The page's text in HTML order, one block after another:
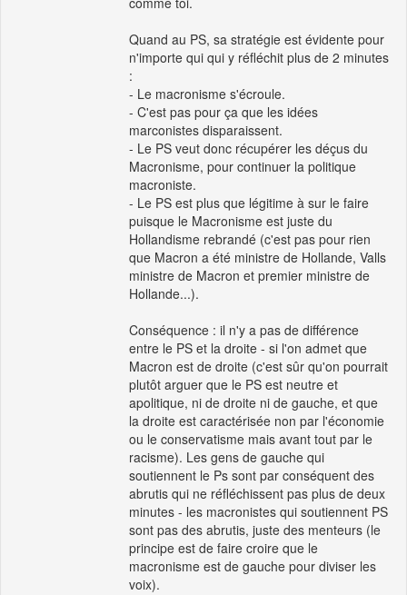
Quand au PS, sa stratégie est évidente pour
n'importe qui qui y réfléchit plus de 2 minutes
:
- Le macronisme s'écroule.
- C'est pas pour ça que les idées
marconistes disparaissent.
- Le PS veut donc récupérer les déçus du
Macronisme, pour continuer la politique
macroniste.
- Le PS est plus que légitime à sur le faire
puisque le Macronisme est juste du
Hollandisme rebrandé (c'est pas pour rien
que Macron a été ministre de Hollande, Valls
ministre de Macron et premier ministre de
Hollande...).
Conséquence : il n'y a pas de différence
entre le PS et la droite - si l'on admet que
Macron est de droite (c'est sûr qu'on pourrait
plutôt arguer que le PS est neutre et
apolitique, ni de droite ni de gauche, et que
la droite est caractérisée non par l'économie
ou le conservatisme mais avant tout par le
racisme). Les gens de gauche qui
soutiennent le Ps sont par conséquent des
abrutis qui ne réfléchissent pas plus de deux
minutes - les macronistes qui soutiennent PS
sont pas des abrutis, juste des menteurs (le
principe est de faire croire que le
macronisme est de gauche pour diviser les
voix).